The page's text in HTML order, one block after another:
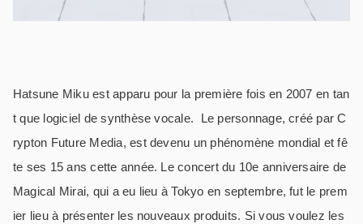
Hatsune Miku est apparu pour la première fois en 2007 en tan
t que logiciel de synthèse vocale.
Le personnage, créé par C
rypton Future Media, est devenu un phénomène mondial et fê
te ses 15 ans cette année. Le concert du 10e anniversaire de
Magical Mirai, qui a eu lieu à Tokyo en septembre, fut le prem
ier lieu à présenter les nouveaux produits. Si vous voulez les